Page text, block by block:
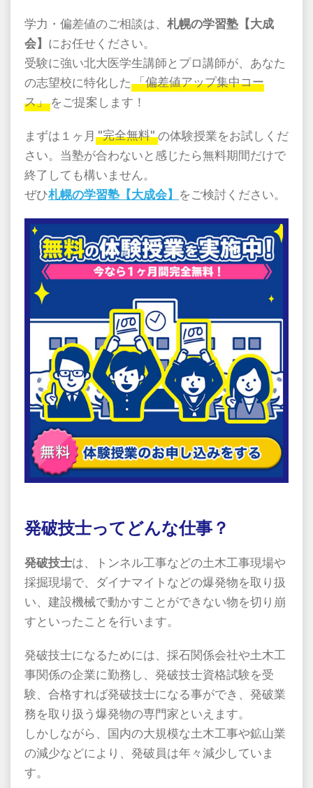
学力・偏差値のご相談は、 札幌の学習塾【大成
会】 にお任せください。
受験に強い北大医学生講師とプロ講師が、あなた
の志望校に特化した 「偏差値アップ集中コー
ス」 をご提案します！
まずは１ヶ月 "完全無料"の体験授業をお試しくだ
さい。当塾が合わないと感じたら無料期間だけで
終了しても構いません。
ぜひ札幌の学習塾【大成会】 をご検討ください。
発破技士ってどんな仕事？
発破技士は、トンネル工事などの土木工事現場や
採掘現場で、ダイナマイトなどの爆発物を取り扱
い、建設機械で動かすことができない物を切り崩
すといったことを行います。
発破技士になるためには、採石関係会社や土木工
事関係の企業に勤務し、発破技士資格試験を受
験、合格すれば発破技士になる事ができ、発破業
務を取り扱う爆発物の専門家といえます。
しかしながら、国内の大規模な土木工事や鉱山業
の減少などにより、発破員は年々減少していま
す。